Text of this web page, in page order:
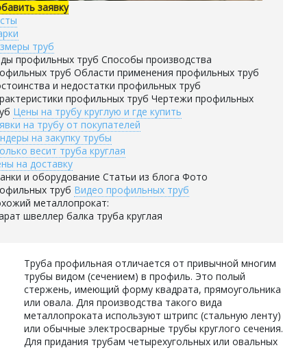
заявку
труб
профильных труб Способы производства
труб Области применения профильных труб
и недостатки профильных труб
профильных труб Чертежи профильных
Цены на трубу круглую и где купить
на трубу от покупателей
на закупку трубы
весит труба круглая
на доставку
и оборудование Статьи из блога Фото
труб Видео профильных труб
металлопрокат:
швеллер балка труба круглая
Труба профильная отличается от привычной многим
трубы видом (сечением) в профиль. Это полый
стержень, имеющий форму квадрата, прямоугольника
или овала. Для производства такого вида
металлопроката используют штрипс (стальную ленту)
или обычные электросварные трубы круглого сечения.
Для придания трубам четырехугольных или овальных